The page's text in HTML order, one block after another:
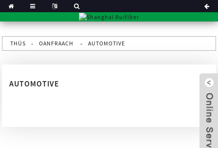
THÚS OANFRAACH AUTOMOTIVE
AUTOMOTIVE